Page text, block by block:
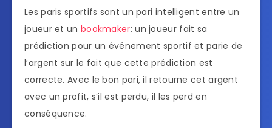
Les paris sportifs sont un pari intelligent entre un
joueur et un bookmaker: un joueur fait sa
prédiction pour un événement sportif et parie de
l’argent sur le fait que cette prédiction est
correcte. Avec le bon pari, il retourne cet argent
avec un profit, s’il est perdu, il les perd en
conséquence.